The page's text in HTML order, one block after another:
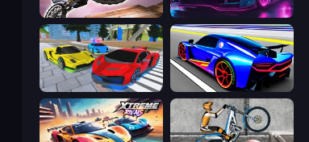
Trial Bike Epic Stunts Cyber Cars Punk Racing 2
Real Cars Extreme Racing Cyber Cars Punk Racing